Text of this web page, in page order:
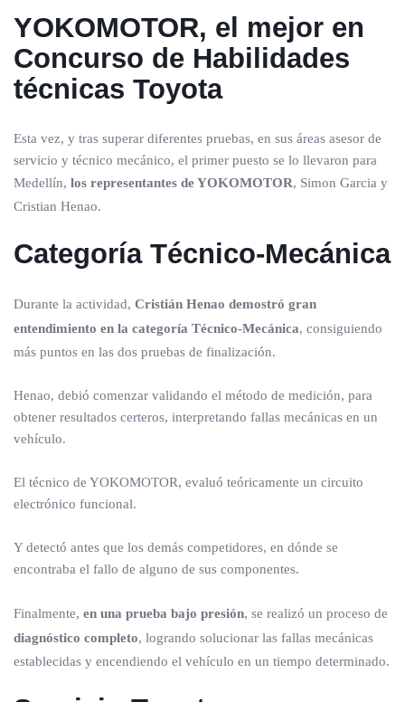
YOKOMOTOR, el mejor en
Concurso de Habilidades
técnicas Toyota
Esta vez, y tras superar diferentes pruebas, en sus áreas asesor de
servicio y técnico mecánico, el primer puesto se lo llevaron para
Medellín, los representantes de YOKOMOTOR, Simon Garcia y
Cristian Henao.
Categoría Técnico-Mecánica
Durante la actividad, Cristián Henao demostró gran
entendimiento en la categoría Técnico-Mecánica, consiguiendo
más puntos en las dos pruebas de finalización.
Henao, debió comenzar validando el método de medición, para
obtener resultados certeros, interpretando fallas mecánicas en un
vehículo.
El técnico de YOKOMOTOR, evaluó teóricamente un circuito
electrónico funcional.
Y detectó antes que los demás competidores, en dónde se
encontraba el fallo de alguno de sus componentes.
Finalmente, en una prueba bajo presión, se realizó un proceso de
diagnóstico completo, logrando solucionar las fallas mecánicas
establecidas y encendiendo el vehículo en un tiempo determinado.